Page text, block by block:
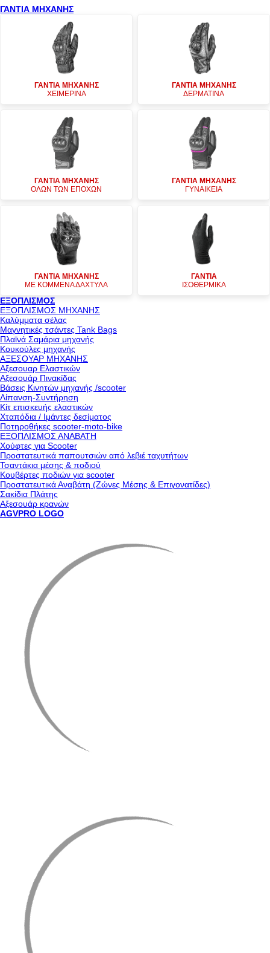
ΓΑΝΤΙΑ ΜΗΧΑΝΗΣ
ΓΑΝΤΙΑ ΜΗΧΑΝΗΣ
ΧΕΙΜΕΡΙΝΑ
ΓΑΝΤΙΑ ΜΗΧΑΝΗΣ
ΔΕΡΜΑΤΙΝΑ
ΓΑΝΤΙΑ ΜΗΧΑΝΗΣ
ΟΛΩΝ ΤΩΝ ΕΠΟΧΩΝ
ΓΑΝΤΙΑ ΜΗΧΑΝΗΣ
ΓΥΝΑΙΚΕΙΑ
ΓΑΝΤΙΑ ΜΗΧΑΝΗΣ
ΜΕ ΚΟΜΜΕΝΑ ΔΑΧΤΥΛΑ
ΓΑΝΤΙΑ
ΙΣΟΘΕΡΜΙΚΑ
ΕΞΟΠΛΙΣΜΟΣ
ΕΞΟΠΛΙΣΜΟΣ ΜΗΧΑΝΗΣ
Καλύμματα σέλας
Μαγνητικές τσάντες Tank Bags
Πλαϊνά Σαμάρια μηχανής
Κουκούλες μηχανής
ΑΞΕΣΟΥΑΡ ΜΗΧΑΝΗΣ
Αξεσουαρ Ελαστικών
Αξεσουάρ Πινακίδας
Βάσεις Κινητών μηχανής /scooter
Λίπανση-Συντήρηση
Κίτ επισκευής ελαστικών
Χταπόδια / Ιμάντες δεσίματος
Ποτηροθήκες scooter-moto-bike
ΕΞΟΠΛΙΣΜΟΣ ΑΝΑΒΑΤΗ
Χούφτες για Scooter
Προστατευτικά παπουτσιών από λεβιέ ταχυτήτων
Τσαντάκια μέσης & ποδιού
Κουβέρτες ποδιών για scooter
Προστατευτικά Αναβάτη (Ζώνες Μέσης & Επιγονατίδες)
Σακίδια Πλάτης
Αξεσουάρ κρανών
AGVPRO LOGO